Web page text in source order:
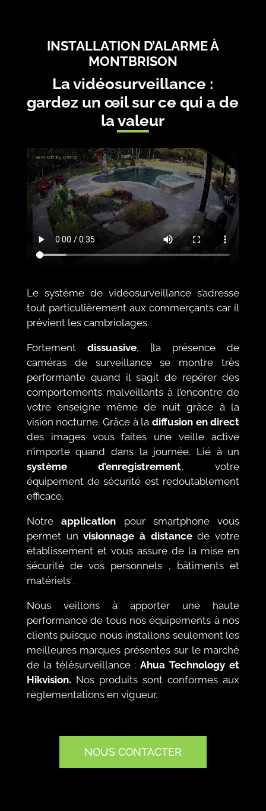
INSTALLATION D’ALARME À
MONTBRISON
La vidéosurveillance :
gardez un œil sur ce qui a de
la valeur
Le système de vidéosurveillance s’adresse
tout particulièrement aux commerçants car il
prévient les cambriolages.
Fortement dissuasive, {la présence de
caméras de surveillance se montre très
performante quand il s’agit de repérer des
comportements malveillants à l’encontre de
votre enseigne même de nuit grâce à la
vision nocturne. Grâce à la diffusion en direct
des images vous faites une veille active
n’importe quand dans la journée. Lié à un
système d’enregistrement, votre
équipement de sécurité est redoutablement
efficace.
Notreapplication pour smartphone vous
permet unvisionnage à distancede votre
établissement et vous assure de la mise en
sécurité de vos personnels , bâtiments et
matériels .
Nous veillons à apporter une haute
performance de tous nos équipements à nos
clients puisque nous installons seulement les
meilleures marques présentes sur le marché
de la télésurveillance :Ahua Technology et
Hikvision. Nos produits sont conformes aux
règlementations en vigueur.
NOUS CONTACTER